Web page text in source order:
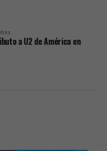
a U2 de América en